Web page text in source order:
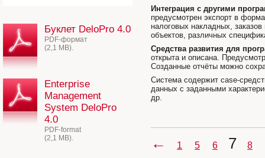
Буклет DeloPro 4.0
PDF-формат
(2,1 MB).
Enterprise
Management
System DeloPro
4.0
PDF-format
(2,1 MB).
Интеграция с другими
предусмотрен экспорт в
налоговых накладных,
объектов, различных
Средства развития для
открыта и описана.
Созданные отчёты можно
Система содержит case-
данных с заданными
др.
← 1 5 6 7 8